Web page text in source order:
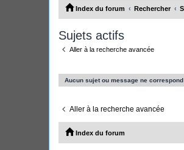
Index du forum Rechercher
Sujets actifs
Aller à la recherche avancée
Aucun sujet ou message ne
Aller à la recherche avancée
Index du forum